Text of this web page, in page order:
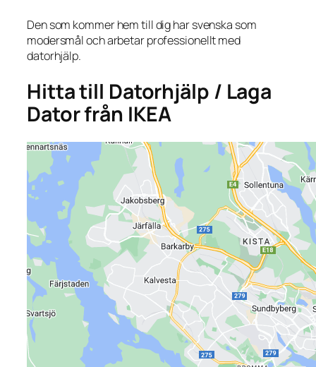
Den som kommer hem till dig har svenska som
modersmål och arbetar professionellt med
datorhjälp.
Hitta till Datorhjälp / Laga
Dator från IKEA